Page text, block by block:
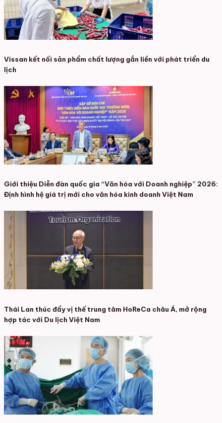
Vissan kết nối sản phẩm chất lượng gắn liền với phát triển du
lịch
Giới thiệu Diễn đàn quốc gia “Văn hóa với Doanh nghiệp” 2026:
Định hình hệ giá trị mới cho văn hóa kinh doanh Việt Nam
Thái Lan thúc đẩy vị thế trung tâm HoReCa châu Á, mở rộng
hợp tác với Du lịch Việt Nam